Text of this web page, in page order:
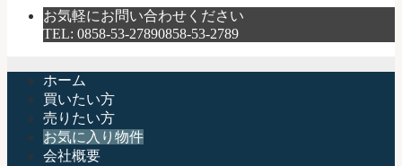
お気軽にお問い合わせください
TEL: 0858-53-27890858-53-2789
ホーム
買いたい方
売りたい方
お気に入り物件
会社概要